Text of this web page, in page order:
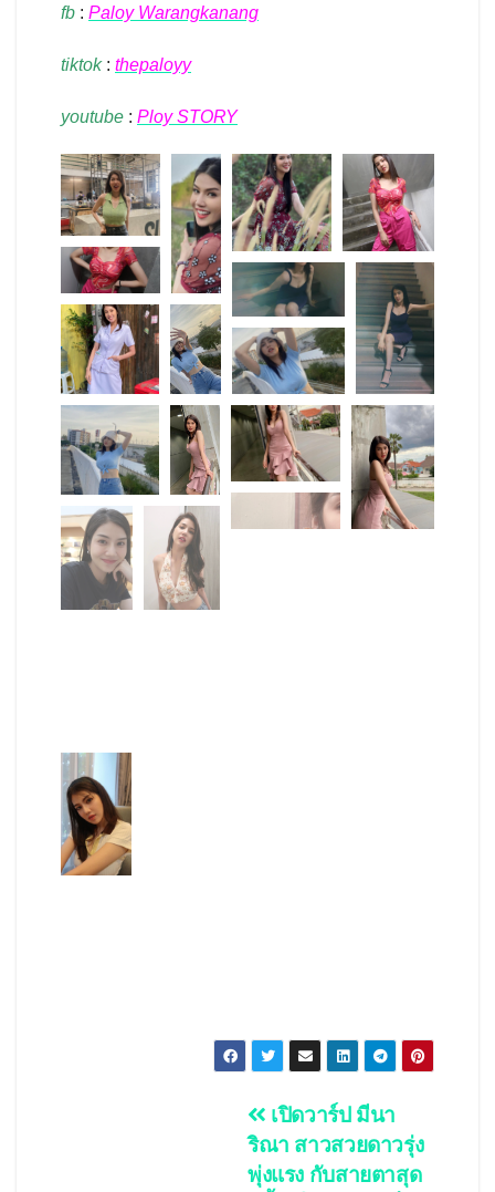
fb : Paloy Warangkanang
tiktok: thepaloyy
youtube : Ploy STORY
เปิดวาร์ป มีนา
ริณา สาวสวยดาวรุ่ง
พุ่งแรง กับสายตาสุด